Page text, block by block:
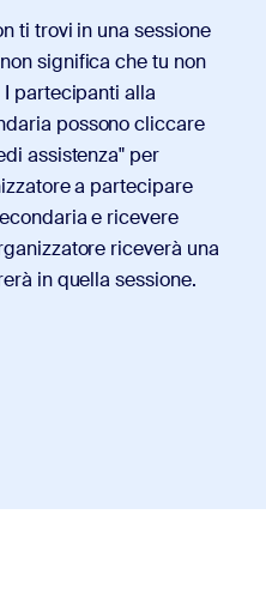
ti trovi in una sessione
significa che tu non
partecipanti alla
possono cliccare
assistenza" per
a partecipare
e ricevere
riceverà una
in quella sessione.